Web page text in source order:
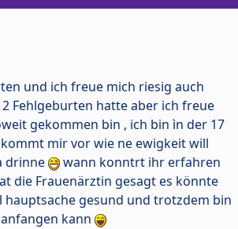
und ich freue mich riesig auch
Fehlgeburten hatte aber ich freue
gekommen bin , ich bin ìn der 17
mir vor wie ne ewigkeit will
drinne
wann konntrt ihr erfahren
die Frauenärztin gesagt es könnte
hauptsache gesund und trotzdem bin
kann